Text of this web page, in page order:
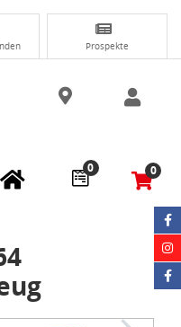
Prospekte
0 0